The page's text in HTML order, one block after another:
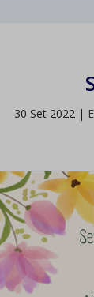
30 Set 2022 |